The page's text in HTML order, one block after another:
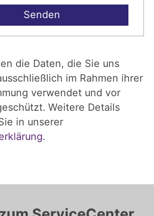
die Daten, die Sie uns
im Rahmen ihrer
verwendet und vor
Weitere Details
in unserer
.